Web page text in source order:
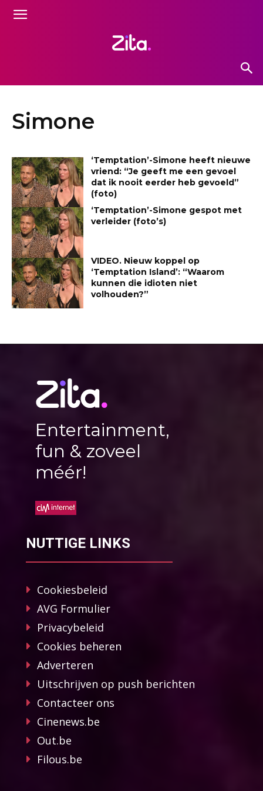
Simone
‘Temptation’-Simone heeft nieuwe
vriend: “Je geeft me een gevoel
dat ik nooit eerder heb gevoeld”
(foto)
‘Temptation’-Simone gespot met
verleider (foto’s)
VIDEO. Nieuw koppel op
‘Temptation Island’: “Waarom
kunnen die idioten niet
volhouden?”
Entertainment,
fun & zoveel
méér!
NUTTIGE LINKS
Cookiesbeleid
AVG Formulier
Privacybeleid
Cookies beheren
Adverteren
Uitschrijven op push berichten
Contacteer ons
Cinenews.be
Out.be
Filous.be